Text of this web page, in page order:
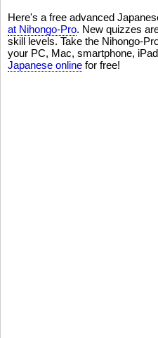
Here's a free advanced
at Nihongo-Pro. New quizzes
skill levels. Take the Nihongo-
your PC, Mac, smartphone,
Japanese online for free!